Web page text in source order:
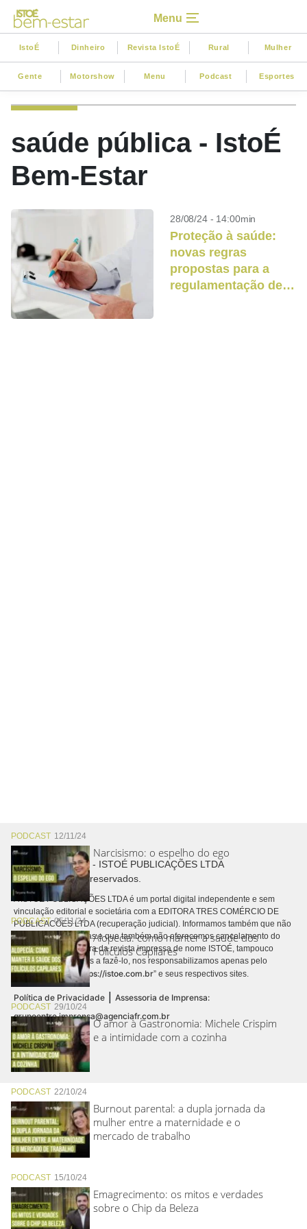
Menu
IstoÉ Dinheiro Revista IstoÉ Rural Mulher
Gente Motorshow Menu Podcast Esportes
saúde pública - IstoÉ
Bem-Estar
28/08/24 - 14:00min
Proteção à saúde:
novas regras
propostas para a
regulamentação de
PODCAST 12/11/24
Narcisismo: o espelho do ego
PODCAST05/11/24
Alopecia: como manter a saúde dos
Folículos Capilares
PODCAST 29/10/24
O amor à Gastronomia: Michele Crispim
e a intimidade com a cozinha
PODCAST 22/10/24
Burnout parental: a dupla jornada da
mulher entre a maternidade e o
mercado de trabalho
PODCAST 15/10/24
Emagrecimento: os mitos e verdades
sobre o Chip da Beleza
Copyright © 2026 - ISTOÉ PUBLICAÇÕES LTDA
Todos os direitos reservados.
A ISTOÉ PUBLICAÇÕES LTDA é um portal digital independente e sem
vinculação editorial e societária com a EDITORA TRES COMÉRCIO DE
PUBLICACÕES LTDA (recuperação judicial). Informamos também que não
realizamos cobranças e que também não oferecemos cancelamento do
contrato de assinatura da revista impressa de nome ISTOÉ, tampouco
autorizamos terceiros a fazê-lo, nos responsabilizamos apenas pelo
conteúdo digital “https://istoe.com.br” e seus respectivos sites.
Política de Privacidade | Assessoria de Imprensa:
grupoentre.imprensa@agenciafr.com.br